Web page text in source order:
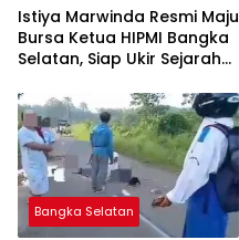
Istiya Marwinda Resmi Maju
Bursa Ketua HIPMI Bangka
Selatan, Siap Ukir Sejarah
Pertama
Bangka Selatan